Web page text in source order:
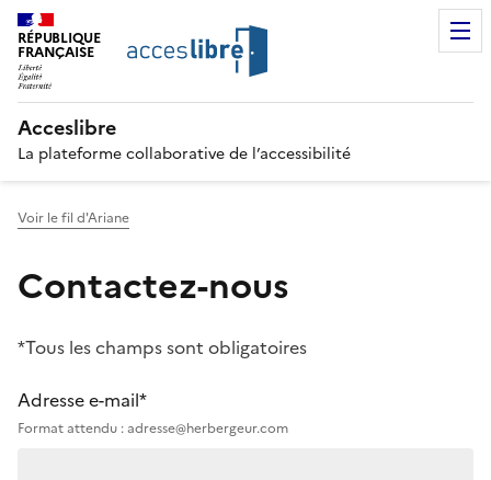
RÉPUBLIQUE
FRANÇAISE
Acceslibre
La plateforme collaborative de l’accessibilité
Voir le fil d'Ariane
Contactez-nous
*Tous les champs sont obligatoires
Adresse e-mail*
Format attendu : adresse@herbergeur.com